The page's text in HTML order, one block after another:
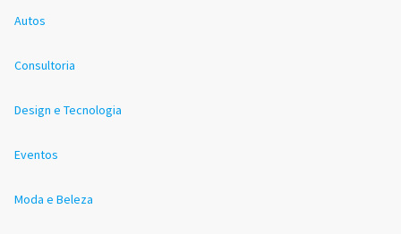
Autos
Consultoria
Design e Tecnologia
Eventos
Moda e Beleza